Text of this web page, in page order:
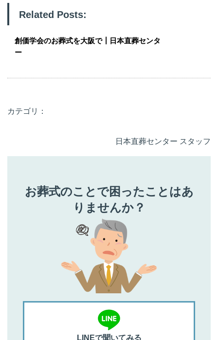
Related Posts:
創価学会のお葬式を大阪で┃日本直葬センタ
ー
カテゴリ：
日本直葬センター スタッフ
お葬式のことで困ったことはあ
りませんか？
LINEで聞いてみる